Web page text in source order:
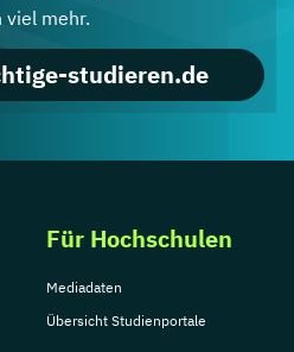
viel mehr.
studieren.de
Für Hochschulen
Mediadaten
Übersicht Studienportale